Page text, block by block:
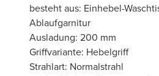
besteht aus: Einhebel-
Ablaufgarnitur
Ausladung: 200 mm
Griffvariante: Hebelgriff
Strahlart: Normalstrahl